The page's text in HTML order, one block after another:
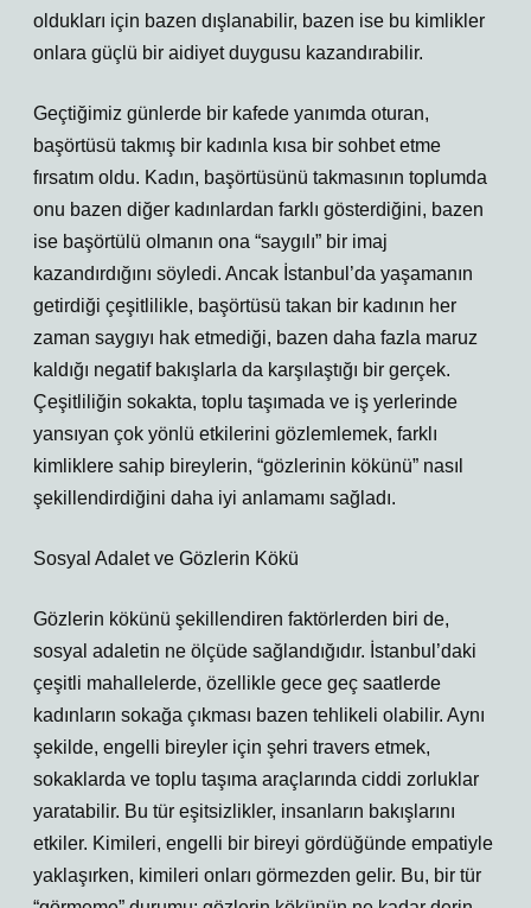
oldukları için bazen dışlanabilir, bazen ise bu kimlikler
onlara güçlü bir aidiyet duygusu kazandırabilir.
Geçtiğimiz günlerde bir kafede yanımda oturan,
başörtüsü takmış bir kadınla kısa bir sohbet etme
fırsatım oldu. Kadın, başörtüsünü takmasının toplumda
onu bazen diğer kadınlardan farklı gösterdiğini, bazen
ise başörtülü olmanın ona “saygılı” bir imaj
kazandırdığını söyledi. Ancak İstanbul’da yaşamanın
getirdiği çeşitlilikle, başörtüsü takan bir kadının her
zaman saygıyı hak etmediği, bazen daha fazla maruz
kaldığı negatif bakışlarla da karşılaştığı bir gerçek.
Çeşitliliğin sokakta, toplu taşımada ve iş yerlerinde
yansıyan çok yönlü etkilerini gözlemlemek, farklı
kimliklere sahip bireylerin, “gözlerinin kökünü” nasıl
şekillendirdiğini daha iyi anlamamı sağladı.
Sosyal Adalet ve Gözlerin Kökü
Gözlerin kökünü şekillendiren faktörlerden biri de,
sosyal adaletin ne ölçüde sağlandığıdır. İstanbul’daki
çeşitli mahallelerde, özellikle gece geç saatlerde
kadınların sokağa çıkması bazen tehlikeli olabilir. Aynı
şekilde, engelli bireyler için şehri travers etmek,
sokaklarda ve toplu taşıma araçlarında ciddi zorluklar
yaratabilir. Bu tür eşitsizlikler, insanların bakışlarını
etkiler. Kimileri, engelli bir bireyi gördüğünde empatiyle
yaklaşırken, kimileri onları görmezden gelir. Bu, bir tür